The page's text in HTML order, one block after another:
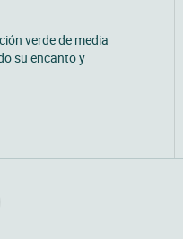
verde de media
su encanto y